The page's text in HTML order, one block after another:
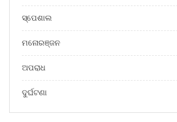
ସ୍ପେଶାଲ
ମନୋରଞ୍ଜନ
ଅପରାଧ
ଦୁର୍ଘଟଣା